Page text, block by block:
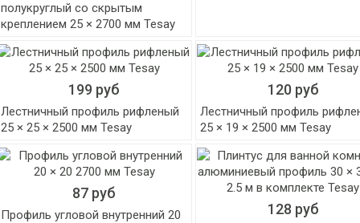
полукруглый со скрытым
креплением 25 × 2700 мм Tesay
199 руб
Лестничный профиль рифленый
25 × 25 × 2500 мм Tesay
120 руб
Лестничный профиль
25 × 19 × 2500 мм Tesay
87 руб
Профиль угловой внутренний 20
128 руб